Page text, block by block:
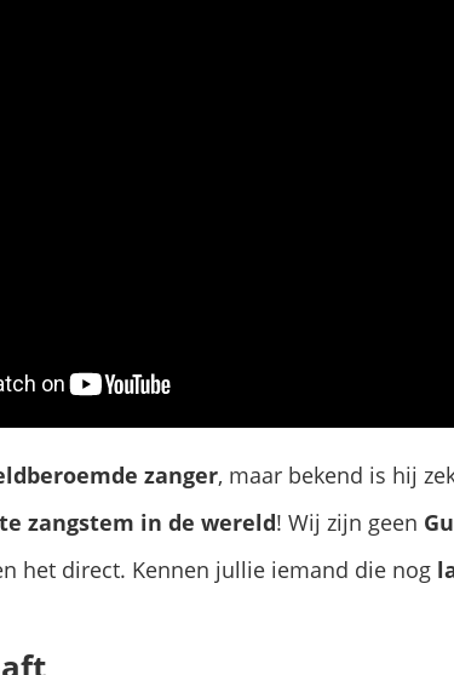
zanger, maar bekend is hij
zangstem in de wereld! Wij zijn geen
het direct. Kennen jullie iemand die nog